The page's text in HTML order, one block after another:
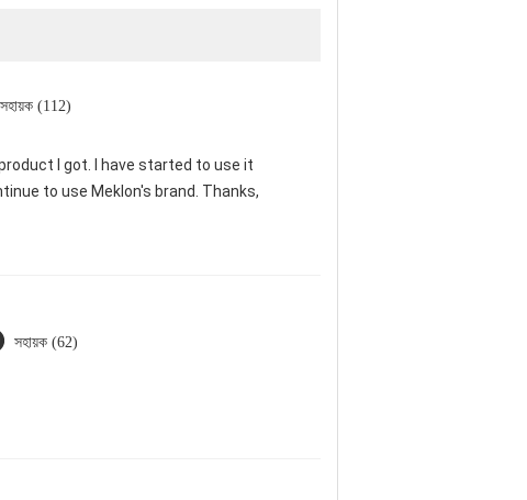
সহায়ক (112)
I got. I have started to use it
to use Meklon's brand. Thanks,
সহায়ক (62)